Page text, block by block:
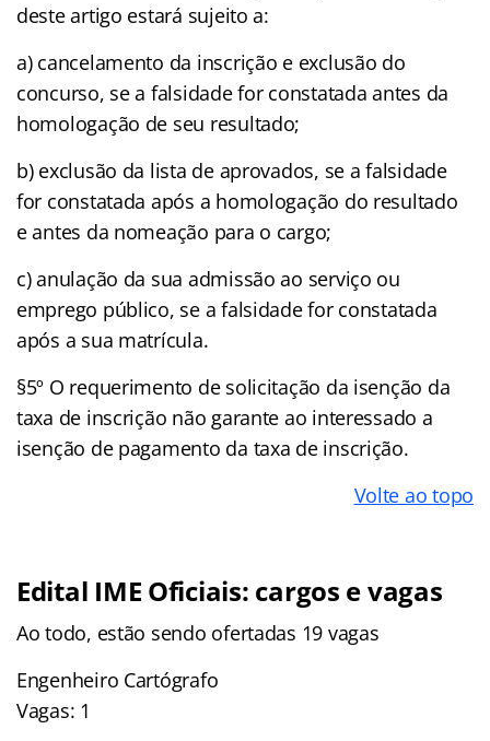
deste artigo estará sujeito a:
a) cancelamento da inscrição e exclusão do
concurso, se a falsidade for constatada antes da
homologação de seu resultado;
b) exclusão da lista de aprovados, se a falsidade
for constatada após a homologação do resultado
e antes da nomeação para o cargo;
c) anulação da sua admissão ao serviço ou
emprego público, se a falsidade for constatada
após a sua matrícula.
§5º O requerimento de solicitação da isenção da
taxa de inscrição não garante ao interessado a
isenção de pagamento da taxa de inscrição.
Volte ao topo
Edital IME Oficiais: cargos e vagas
Ao todo, estão sendo ofertadas 19 vagas
Engenheiro Cartógrafo
Vagas: 1